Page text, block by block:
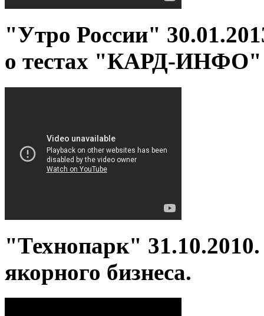
"Утро России"
о тестах "КАРД-ИНФО"
"Технопарк"
якорного бизнеса.